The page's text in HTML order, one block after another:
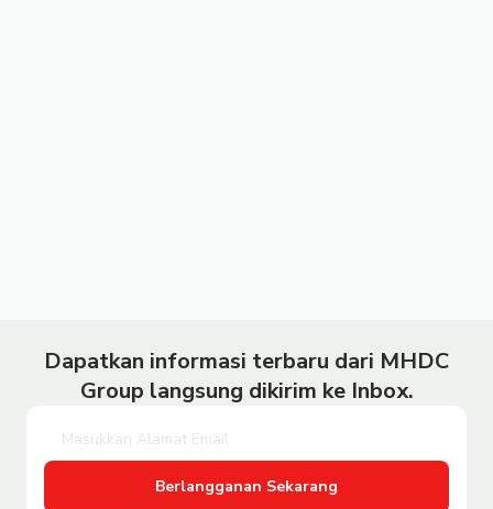
Dapatkan informasi terbaru dari MHDC
Group langsung dikirim ke Inbox.
Berlangganan Sekarang